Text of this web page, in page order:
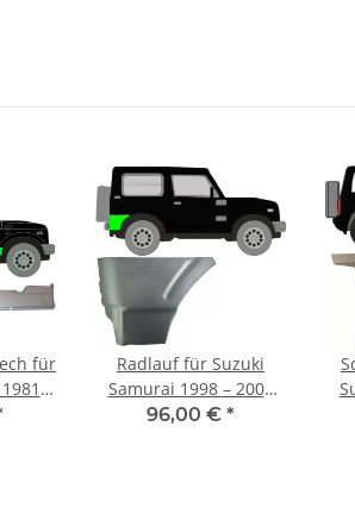
für
-
Radlauf für Suzuki
Samurai 1998 – 2004
hinten rechts
96,00 € *